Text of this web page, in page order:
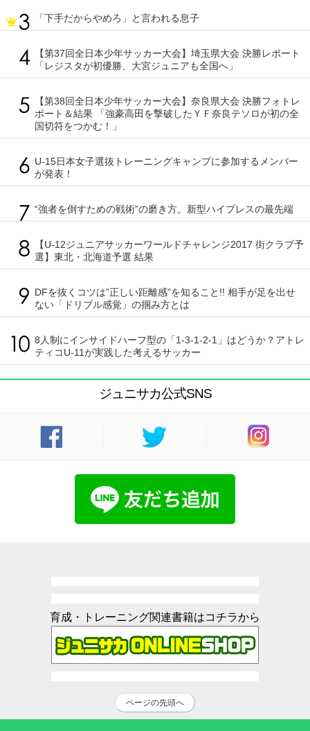
「下手だからやめろ」と言われる息子
【第37回全日本少年サッカー大会】埼玉県大会 決勝レポート
「レジスタが初優勝、大宮ジュニアも全国へ」
【第38回全日本少年サッカー大会】奈良県大会 決勝フォトレ
ポート＆結果 「強豪高田を撃破したＹＦ奈良テソロが初の全
国切符をつかむ！」
U-15日本女子選抜トレーニングキャンプに参加するメンバー
が発表！
“強者を倒すための戦術”の磨き方。新型ハイプレスの最先端
【U-12ジュニアサッカーワールドチャレンジ2017 街クラブ予
選】東北・北海道予選 結果
DFを抜くコツは”正しい距離感”を知ること!! 相手が足を出せ
ない「ドリブル感覚」の掴み方とは
8人制にインサイドハーフ型の「1-3-1-2-1」はどうか？アトレ
ティコU-11が実践した考えるサッカー
ジュニサカ公式SNS
育成・トレーニング関連書籍はコチラから
ページの先頭へ